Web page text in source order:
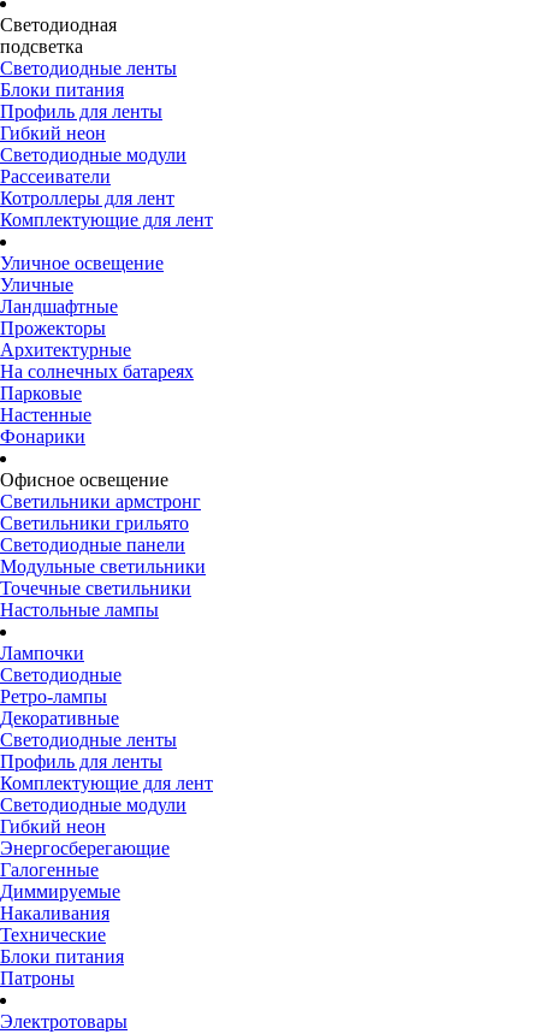
Светодиодная
подсветка
Светодиодные ленты
Блоки питания
Профиль для ленты
Гибкий неон
Светодиодные модули
Рассеиватели
Котроллеры для лент
Комплектующие для лент
Уличное освещение
Уличные
Ландшафтные
Прожекторы
Архитектурные
На солнечных батареях
Парковые
Настенные
Фонарики
Офисное освещение
Светильники армстронг
Светильники грильято
Светодиодные панели
Модульные светильники
Точечные светильники
Настольные лампы
Лампочки
Светодиодные
Ретро-лампы
Декоративные
Светодиодные ленты
Профиль для ленты
Комплектующие для лент
Светодиодные модули
Гибкий неон
Энергосберегающие
Галогенные
Диммируемые
Накаливания
Технические
Блоки питания
Патроны
Электротовары